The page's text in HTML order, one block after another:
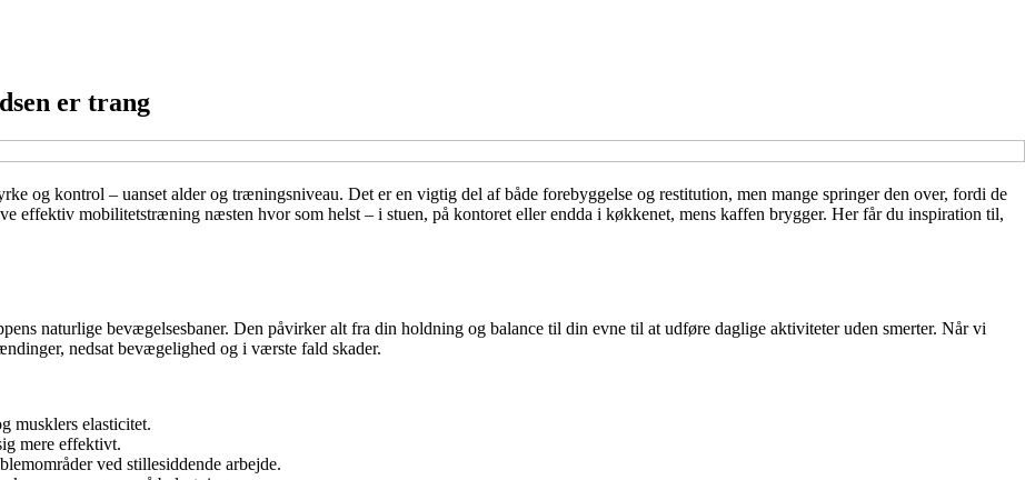
er trang
og kontrol – uanset alder og træningsniveau. Det er en vigtig del af både forebyggelse og restitution, men mange springer den over, fordi de
effektiv mobilitetstræning næsten hvor som helst – i stuen, på kontoret eller endda i køkkenet, mens kaffen brygger. Her får du inspiration til,
naturlige bevægelsesbaner. Den påvirker alt fra din holdning og balance til din evne til at udføre daglige aktiviteter uden smerter. Når vi
nedsat bevægelighed og i værste fald skader.
musklers elasticitet.
mere effektivt.
ved stillesiddende arbejde.